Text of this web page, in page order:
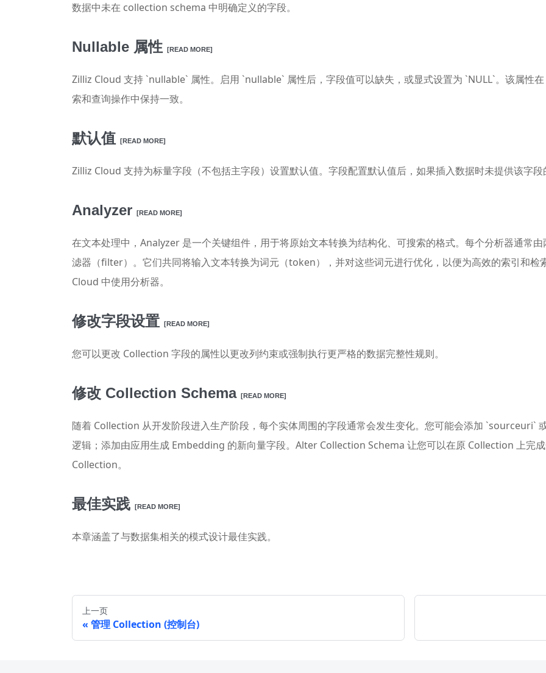
数据中未在 collection schema 中明确定义的字段。
Nullable 属性 [READ MORE]
Zilliz Cloud 支持 `nullable` 属性。启用 `nullable` 属性后，字段值可以缺失，或显式设置为 `NULL`。该属性
索和查询操作中保持一致。
默认值 [READ MORE]
Zilliz Cloud 支持为标量字段（不包括主字段）设置默认值。字段配置默认值后，如果插入数据时未提供该字段
Analyzer [READ MORE]
在文本处理中，Analyzer 是一个关键组件，用于将原始文本转换为结构化、可搜索的格式。每个分析器通常
滤器（filter）。它们共同将输入文本转换为词元（token），并对这些词元进行优化，以便为高效的索引和检
Cloud 中使用分析器。
修改字段设置 [READ MORE]
您可以更改 Collection 字段的属性以更改列约束或强制执行更严格的数据完整性规则。
修改 Collection Schema [READ MORE]
随着 Collection 从开发阶段进入生产阶段，每个实体周围的字段通常会发生变化。您可能会添加 `sourceuri`
逻辑；添加由应用生成 Embedding 的新向量字段。Alter Collection Schema 让您可以在原 Collection 上完
Collection。
最佳实践 [READ MORE]
本章涵盖了与数据集相关的模式设计最佳实践。
上一页
管理 Collection (控制台)